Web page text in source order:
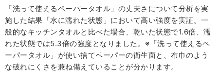
「洗って使えるペーパータオル」の丈夫さについて分析を実
施した結果「⽔に濡れた状態」において⾼い強度を実証。⼀
般的なキッチンタオルと比べた場合、乾いた状態で1.6倍、濡
れた状態では5.3倍の強度となりました。※「洗って使えるペ
ーパータオル」が使い捨てペーパーの衛⽣⾯と、布⼱のよう
な破れにくさを兼ね備えていることが分かります。